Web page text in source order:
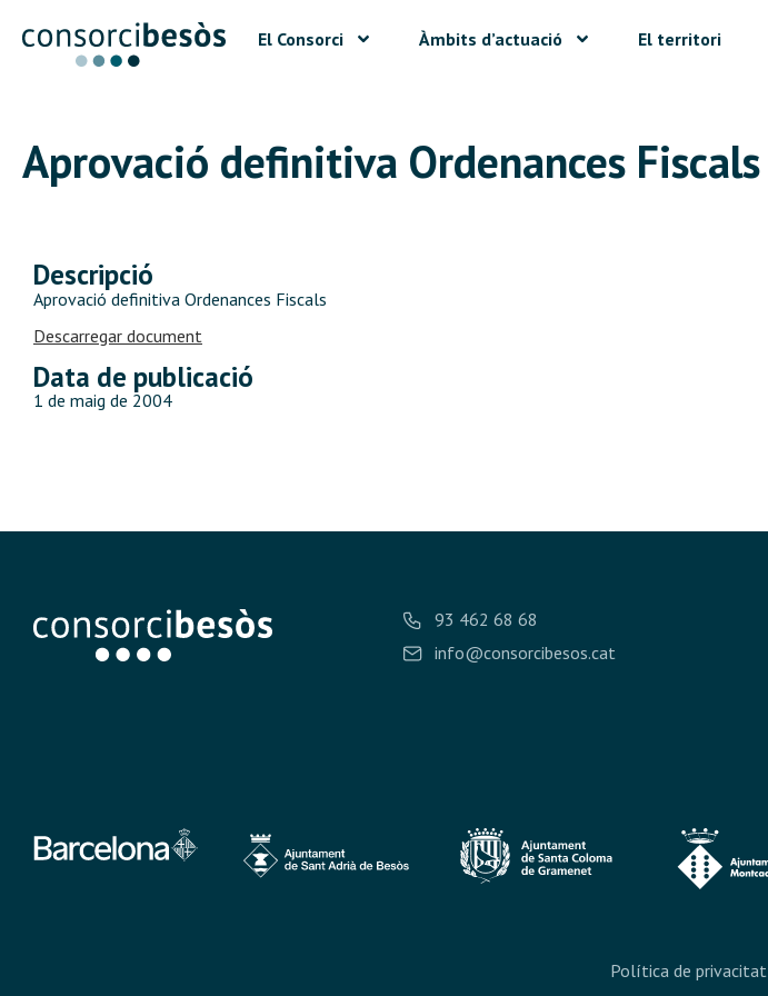
El Consorci Àmbits d’actuació El territori
Aprovació definitiva Ordenances Fiscals
Descripció
Aprovació definitiva Ordenances Fiscals
Descarregar document
Data de publicació
1 de maig de 2004
93 462 68 68
info@consorcibesos.cat
Política de privacitat